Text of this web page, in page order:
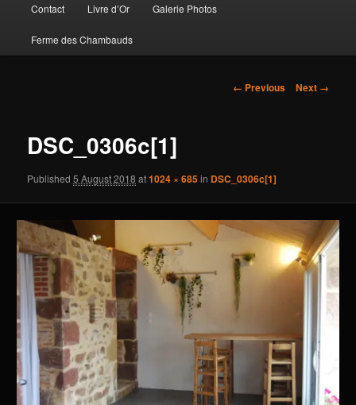
primary
Contact Livre d’Or Galerie Photos
Ferme des Chambauds
Image
← Previous Next →
DSC_0306c[1]
Published5 August 2018 at1024 × 685in DSC_0306c[1]